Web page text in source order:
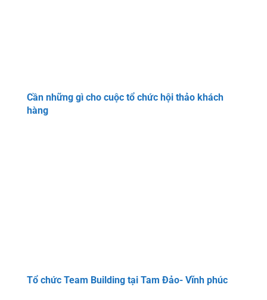
Cần những gì cho cuộc tổ chức hội thảo khách
hàng
Tổ chức Team Building tại Tam Đảo- Vĩnh phúc